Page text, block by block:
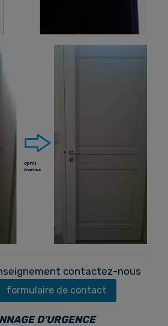
contactez-nous
formulaire de contact
D'URGENCE